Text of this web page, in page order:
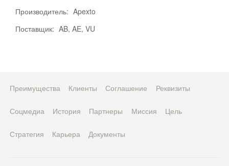
Производитель: Apexto
Поставщик: AB, AE, VU
Преимущества Клиенты Соглашение Реквизиты
Соцмедиа История Партнеры Миссия Цель
Стратегия Карьера Документы